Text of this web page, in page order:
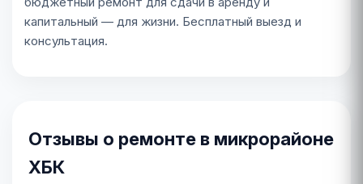
капитальный — для жизни. Бесплатный выезд и
консультация.
Отзывы о ремонте в микрорайоне
ХБК